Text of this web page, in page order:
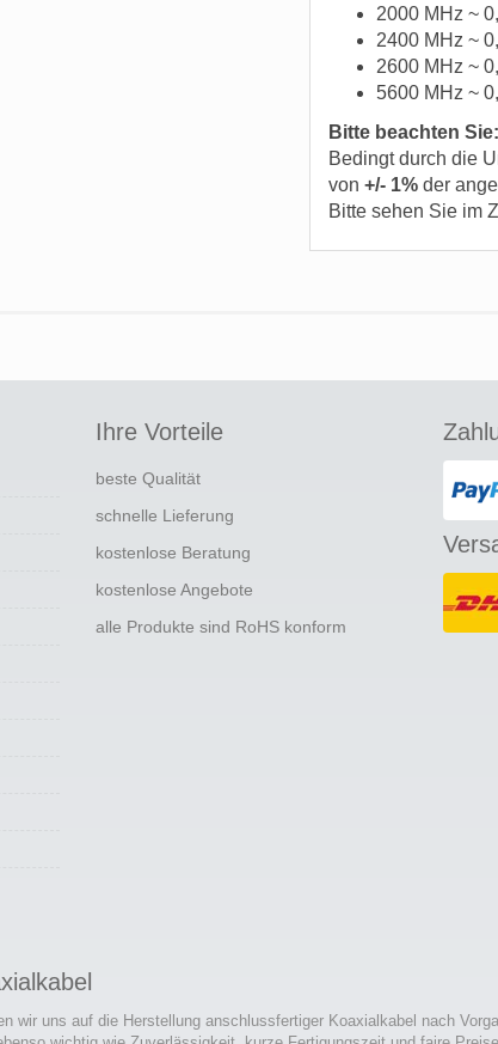
2000 MHz ~
2400 MHz ~
2600 MHz ~
5600 MHz ~
Bitte beachten Sie:
Bedingt durch die
von +/- 1% der
Bitte sehen Sie im
Ihre Vorteile
beste Qualität
schnelle Lieferung
kostenlose Beratung
kostenlose Angebote
alle Produkte sind RoHS konform
wir uns auf die Herstellung anschlussfertiger Koaxialkabel nach